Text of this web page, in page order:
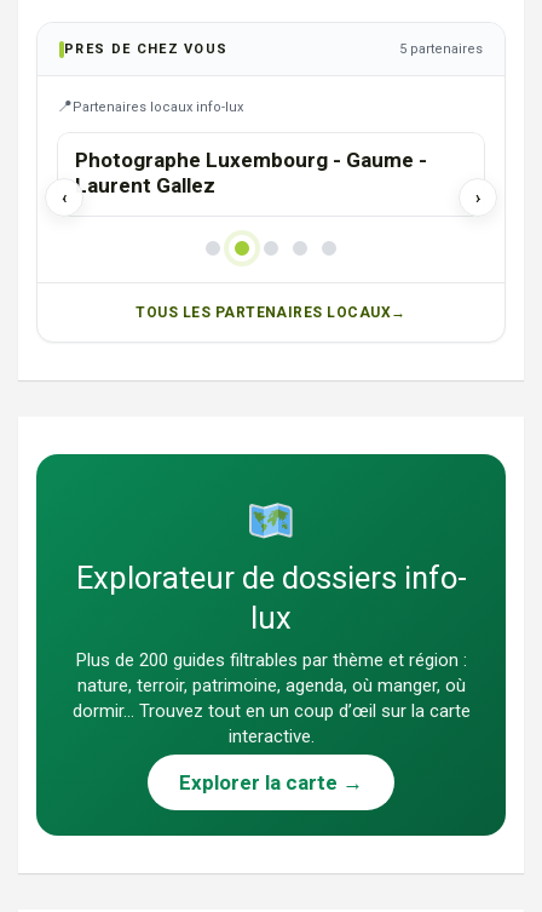
PRES DE CHEZ VOUS 5 partenaires
Partenaires locaux info-lux
‹ ›
HABAY-LA-NEUVE
WB Outdoor Concept : spas de nage,
Pergolas, saunas, hammams
TOUS LES PARTENAIRES LOCAUX
Explorateur de dossiers info-
lux
Plus de 200 guides filtrables par thème et région :
nature, terroir, patrimoine, agenda, où manger, où
dormir… Trouvez tout en un coup d’œil sur la carte
interactive.
Explorer la carte →